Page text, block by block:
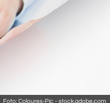
Foto: Coloures-Pic - stock.adobe.com